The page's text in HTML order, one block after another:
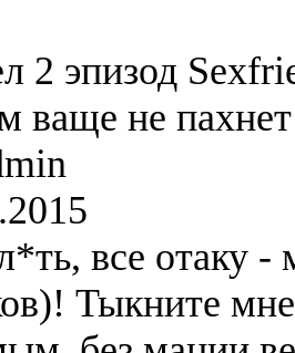
2 эпизод
ваще не
все отаку
Тыкните мне